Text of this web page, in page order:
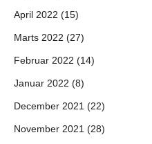
April 2022 (15)
Marts 2022 (27)
Februar 2022 (14)
Januar 2022 (8)
December 2021 (22)
November 2021 (28)